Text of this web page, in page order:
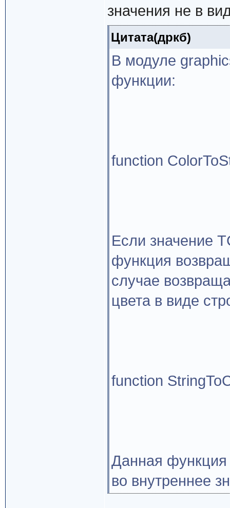
значения не в
Цитата(дркб)
В модуле
функции:
function
Если значение
функция
случае
цвета в виде
function
Данная функция
во внутреннее